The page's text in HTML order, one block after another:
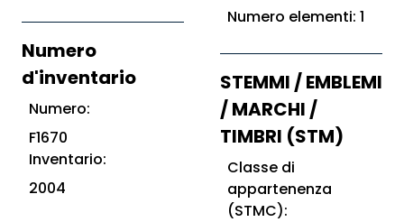
Numero
d'inventario
Numero:
F1670
Inventario:
2004
Numero elementi: 1
STEMMI / EMBLEMI
/ MARCHI /
TIMBRI (STM)
Classe di
appartenenza
(STMC):